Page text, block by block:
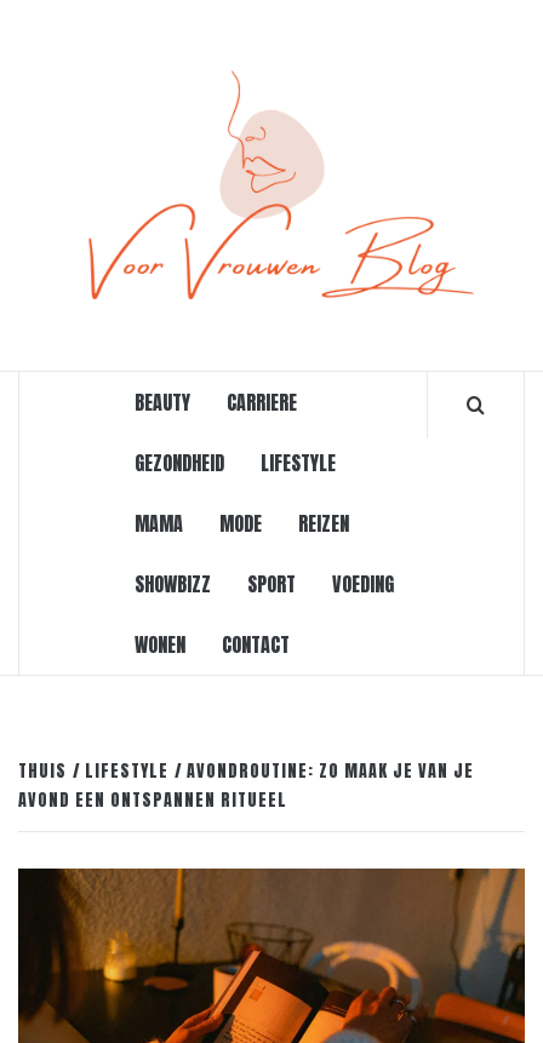
BEAUTY CARRIERE
GEZONDHEID LIFESTYLE
MAMA MODE REIZEN
SHOWBIZZ SPORT VOEDING
WONEN CONTACT
THUIS LIFESTYLE
AVONDROUTINE: ZO MAAK JE VAN JE
AVOND EEN ONTSPANNEN RITUEEL